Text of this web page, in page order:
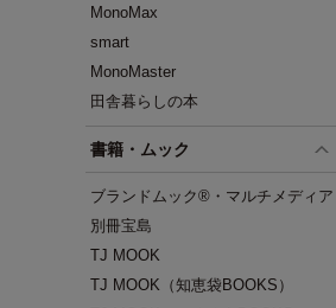
MonoMax
smart
MonoMaster
田舎暮らしの本
書籍・ムック
ブランドムック®・マルチメディア
別冊宝島
TJ MOOK
TJ MOOK（知恵袋BOOKS）